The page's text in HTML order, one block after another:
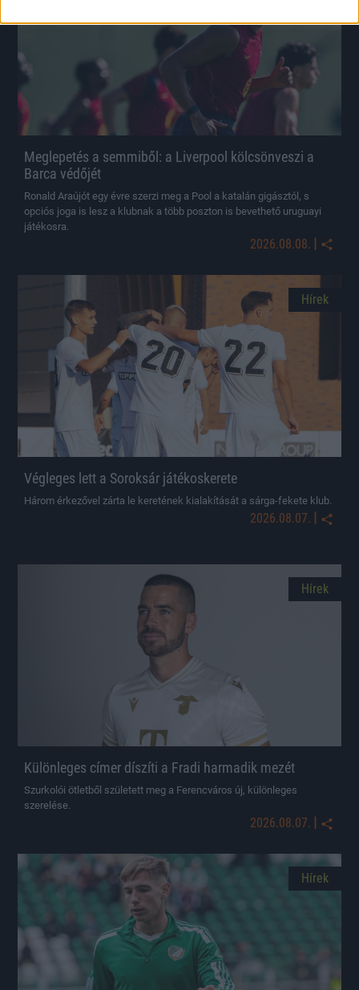
Meglepetés a semmiből: a Liverpool kölcsönveszi a
Barca védőjét
Ronald Araújót egy évre szerzi meg a Pool a katalán gigásztól, s
opciós joga is lesz a klubnak a több poszton is bevethető uruguayi
játékosra.
2026.08.08. |
Hírek
Végleges lett a Soroksár játékoskerete
Három érkezővel zárta le keretének kialakítását a sárga-fekete klub.
2026.08.07. |
Hírek
Különleges címer díszíti a Fradi harmadik mezét
Szurkolói ötletből született meg a Ferencváros új, különleges
szerelése.
2026.08.07. |
Hírek